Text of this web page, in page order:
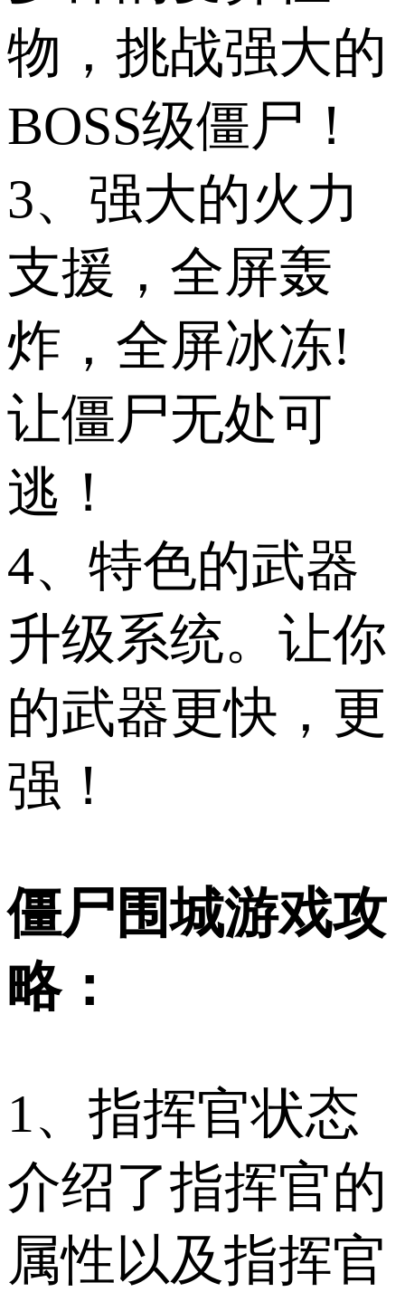
物，挑战强大的
BOSS级僵尸！
3、强大的火力
支援，全屏轰
炸，全屏冰冻!
让僵尸无处可
逃！
4、特色的武器
升级系统。让你
的武器更快，更
强！
僵尸围城游戏攻
略：
1、指挥官状态
介绍了指挥官的
属性以及指挥官